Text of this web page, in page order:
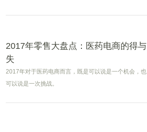
2017年零售大盘点：医药电商的得与
失
2017年对于医药电商而言，既是可以说是一个机会，也
可以说是一次挑战。